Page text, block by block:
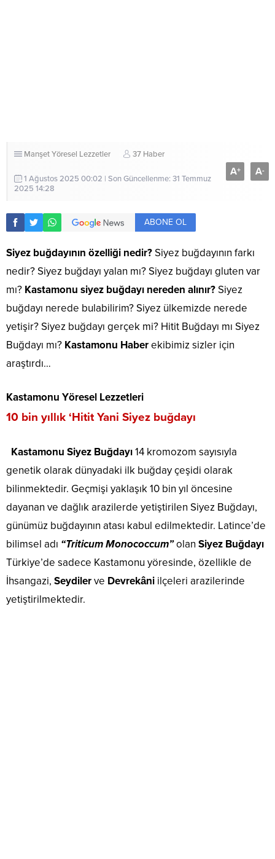
ManşetYöresel Lezzetler 37 Haber
1 Ağustos 2025 00:02 | Son Güncellenme: 31 Temmuz
2025 14:28
A+ A-
ABONE OL
Siyez buğdayının özelliği nedir?Siyez buğdayının farkı
nedir? Siyez buğdayı yalan mı? Siyez buğdayı gluten var
mı? Kastamonu siyez buğdayı nereden alınır?Siyez
buğdayı nerede bulabilirim? Siyez ülkemizde nerede
yetişir? Siyez buğdayı gerçek mi? Hitit Buğdayı mı Siyez
Buğdayı mı? Kastamonu Haberekibimiz sizler için
araştırdı…
Kastamonu Yöresel Lezzetleri
10 bin yıllık ‘Hitit Yani Siyez buğdayı
Kastamonu Siyez Buğdayı14 kromozom sayısıyla
genetik olarak dünyadaki ilk buğday çeşidi olarak
bilinmektedir. Geçmişi yaklaşık 10 bin yıl öncesine
dayanan ve dağlık arazilerde yetiştirilen Siyez Buğdayı,
günümüz buğdayının atası kabul edilmektedir. Latince’de
bilimsel adı “Triticum Monococcum”olan Siyez Buğdayı
Türkiye’de sadece Kastamonu yöresinde, özellikle de
İhsangazi, Seydilerve Devrekâni ilçeleri arazilerinde
yetiştirilmektedir.